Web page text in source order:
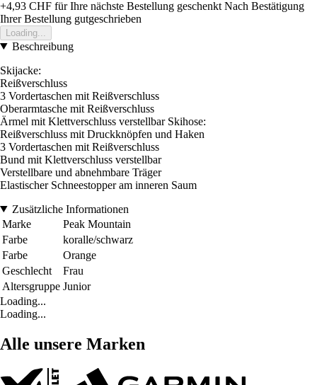
+4,93 CHF für Ihre nächste Bestellung geschenkt Nach Bestätigung
Ihrer Bestellung gutgeschrieben
Loading...
Beschreibung
Skijacke:
Reißverschluss
3 Vordertaschen mit Reißverschluss
Oberarmtasche mit Reißverschluss
Ärmel mit Klettverschluss verstellbar Skihose:
Reißverschluss mit Druckknöpfen und Haken
3 Vordertaschen mit Reißverschluss
Bund mit Klettverschluss verstellbar
Verstellbare und abnehmbare Träger
Elastischer Schneestopper am inneren Saum
Zusätzliche Informationen
Marke
Peak Mountain
Farbe
koralle/schwarz
Farbe
Orange
Geschlecht
Frau
Altersgruppe Junior
Loading...
Loading...
Alle unsere Marken